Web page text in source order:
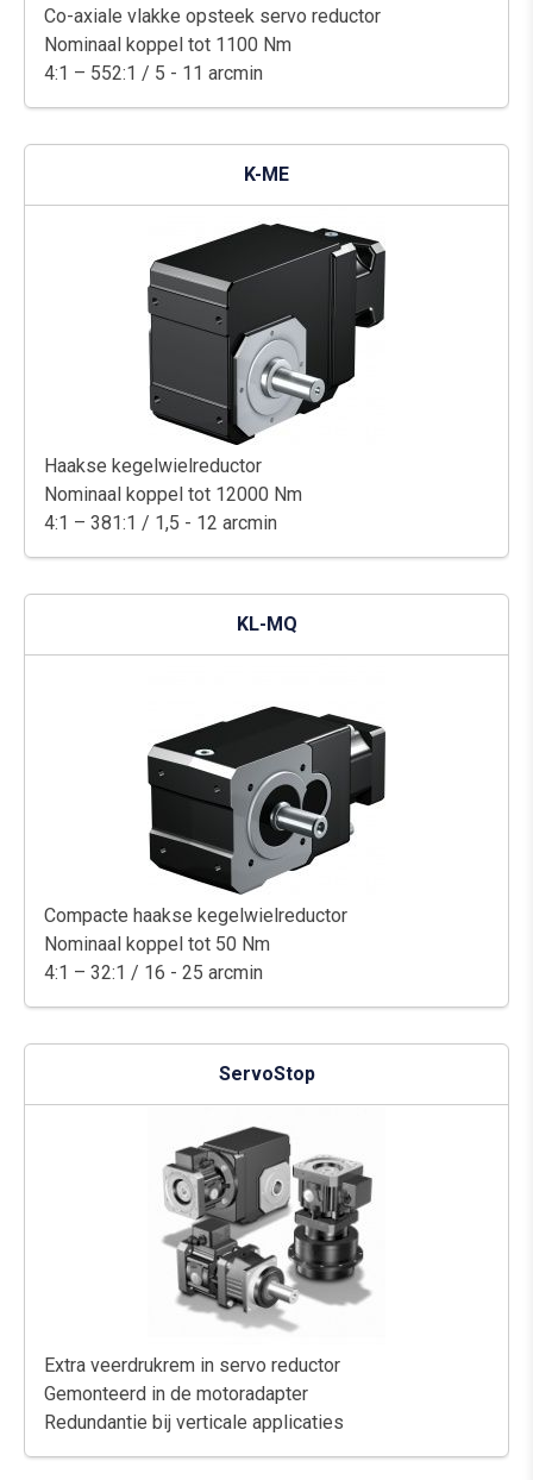
Co-axiale vlakke opsteek servo reductor
Nominaal koppel tot 1100 Nm
4:1 – 552:1 / 5 - 11 arcmin
K-ME
Haakse kegelwielreductor
Nominaal koppel tot 12000 Nm
4:1 – 381:1 / 1,5 - 12 arcmin
KL-MQ
Compacte haakse kegelwielreductor
Nominaal koppel tot 50 Nm
4:1 – 32:1 / 16 - 25 arcmin
ServoStop
Extra veerdrukrem in servo reductor
Gemonteerd in de motoradapter
Redundantie bij verticale applicaties